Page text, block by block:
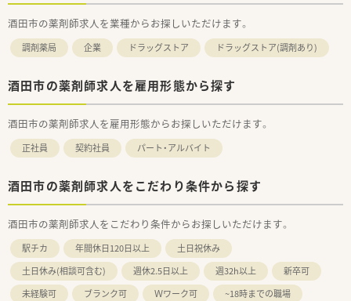
★子育て中のママさん薬剤師さん
★これから子育てを考えられている方
★キャリアアップ・スキルアップをされたいる方
■処方箋の枚数に対して、ゆとりのある人数配置で無理なく就業
可能です。ヘルプ体制も整っています。
■内科メインに応需しており、常時2～3名体制です。管理薬剤師
は女性の薬剤師さんです。
■同エリアに総合病院門前店舗もあり。将来的には移動の可能
性もあります。
酒田市の薬剤師求人を業種からお探しいただけます。
調剤薬局 企業 ドラッグストア ドラッグストア(調剤あり)
酒田市の薬剤師求人を雇用形態から探す
酒田市の薬剤師求人を雇用形態からお探しいただけます。
正社員 契約社員 パート・アルバイト
酒田市の薬剤師求人をこだわり条件から探す
酒田市の薬剤師求人をこだわり条件からお探しいただけます。
駅チカ 年間休日120日以上
土日祝休み
土日休み(相談可含む)
週休2.5日以上 週32h以上
新卒可
未経験可
ブランク可 Ｗワーク可
~18時までの職場